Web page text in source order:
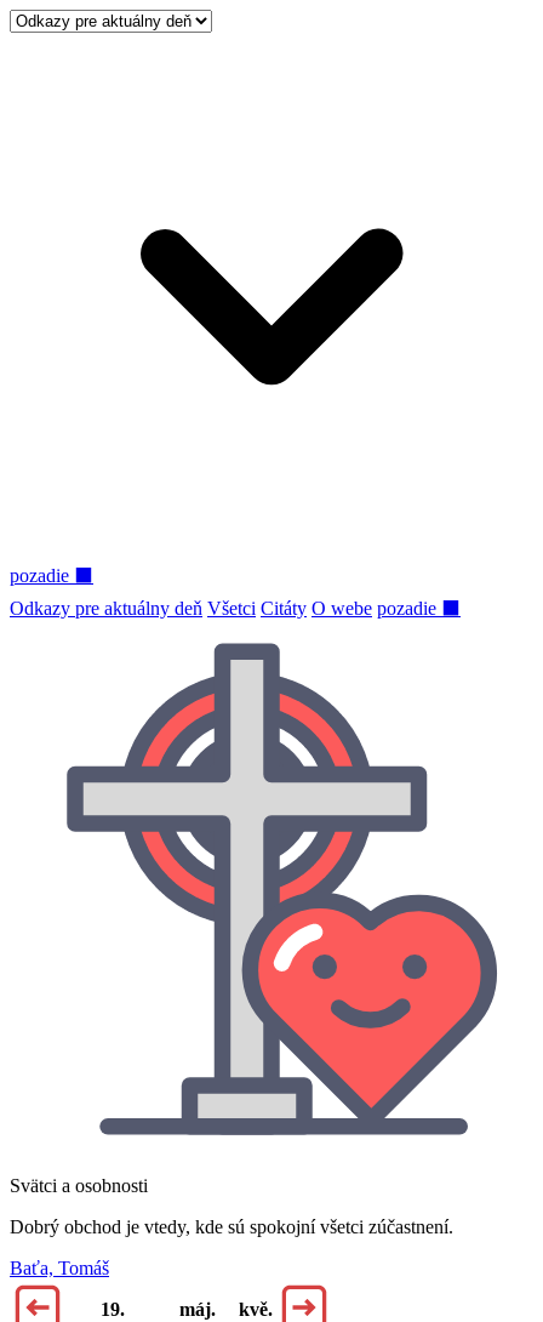
pozadie ⬛
Odkazy pre aktuálny deň Všetci Citáty O webe pozadie ⬛
Svätci a osobnosti
Dobrý obchod je vtedy, kde sú spokojní všetci zúčastnení.
Baťa, Tomáš
19.
máj. kvě.